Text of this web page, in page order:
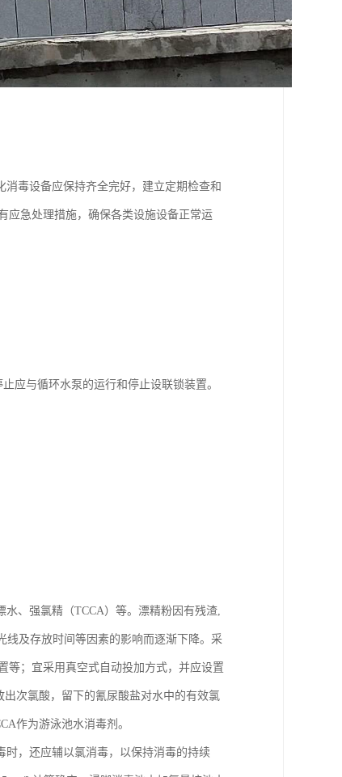
毒设备应保持齐全完好，建立定期检查和
应急处理措施，确保各类设施设备正常运
应与循环水泵的运行和停止设联锁装置。
、强氯精（TCCA）等。漂精粉因有残渣,
线及存放时间等因素的影响而逐渐下降。采
等；宜采用真空式自动投加方式，并应设置
次氯酸，留下的氰尿酸盐对水中的有效氯
作为游泳池水消毒剂。
，还应辅以氯消毒，以保持消毒的持续